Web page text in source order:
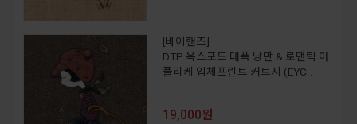
[바이핸즈]
DTP 옥스포드 대폭 낭만 & 로맨틱 아
플리케 입체프린트 커트지 (EYC..
19,000원